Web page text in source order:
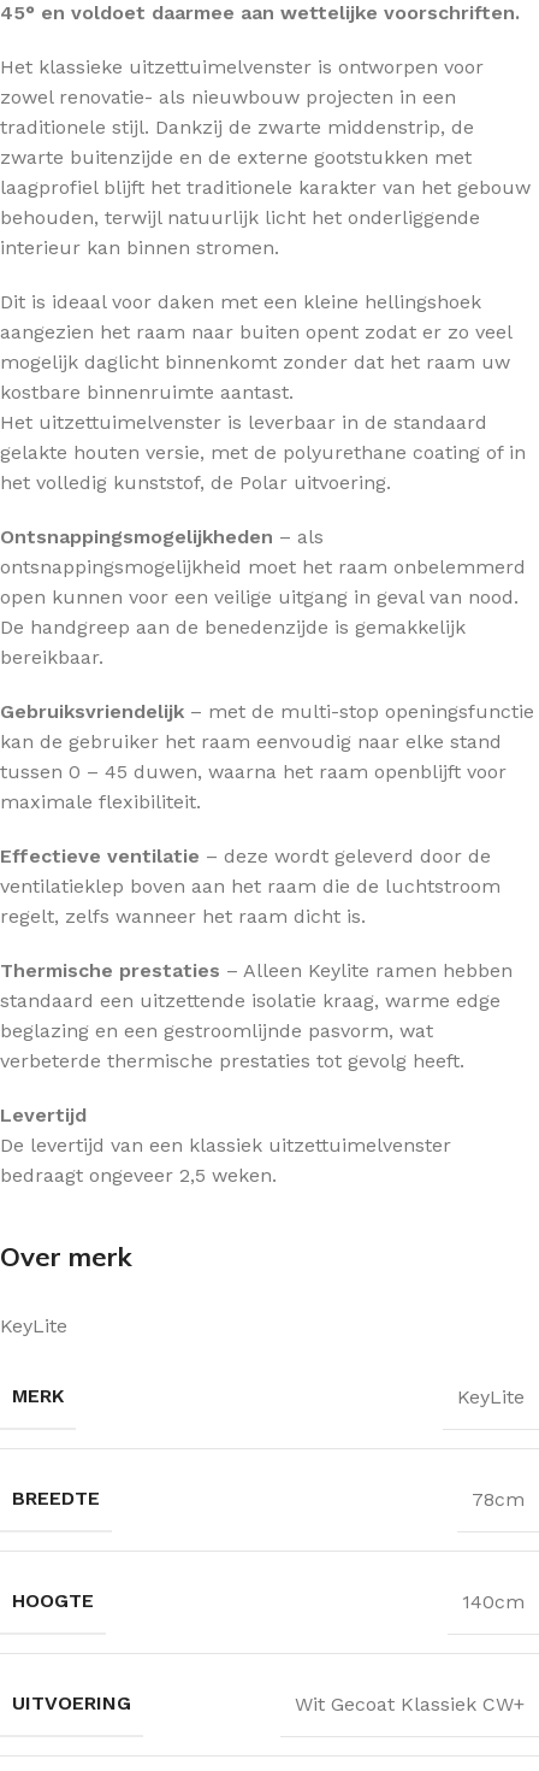
45° en voldoet daarmee aan wettelijke voorschriften.
Het klassieke uitzettuimelvenster is ontworpen voor
zowel renovatie- als nieuwbouw projecten in een
traditionele stijl. Dankzij de zwarte middenstrip, de
zwarte buitenzijde en de externe gootstukken met
laagprofiel blijft het traditionele karakter van het gebouw
behouden, terwijl natuurlijk licht het onderliggende
interieur kan binnen stromen.
Dit is ideaal voor daken met een kleine hellingshoek
aangezien het raam naar buiten opent zodat er zo veel
mogelijk daglicht binnenkomt zonder dat het raam uw
kostbare binnenruimte aantast.
Het uitzettuimelvenster is leverbaar in de standaard
gelakte houten versie, met de polyurethane coating of in
het volledig kunststof, de Polar uitvoering.
Ontsnappingsmogelijkheden – als
ontsnappingsmogelijkheid moet het raam onbelemmerd
open kunnen voor een veilige uitgang in geval van nood.
De handgreep aan de benedenzijde is gemakkelijk
bereikbaar.
Gebruiksvriendelijk – met de multi-stop openingsfunctie
kan de gebruiker het raam eenvoudig naar elke stand
tussen 0 – 45 duwen, waarna het raam openblijft voor
maximale flexibiliteit.
Effectieve ventilatie – deze wordt geleverd door de
ventilatieklep boven aan het raam die de luchtstroom
regelt, zelfs wanneer het raam dicht is.
Thermische prestaties – Alleen Keylite ramen hebben
standaard een uitzettende isolatie kraag, warme edge
beglazing en een gestroomlijnde pasvorm, wat
verbeterde thermische prestaties tot gevolg heeft.
Levertijd
De levertijd van een klassiek uitzettuimelvenster
bedraagt ongeveer 2,5 weken.
Over merk
KeyLite
MERK KeyLite
BREEDTE 78cm
HOOGTE 140cm
UITVOERING Wit Gecoat Klassiek CW+